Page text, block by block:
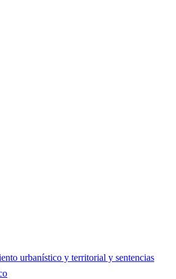
urbanístico y territorial y sentencias